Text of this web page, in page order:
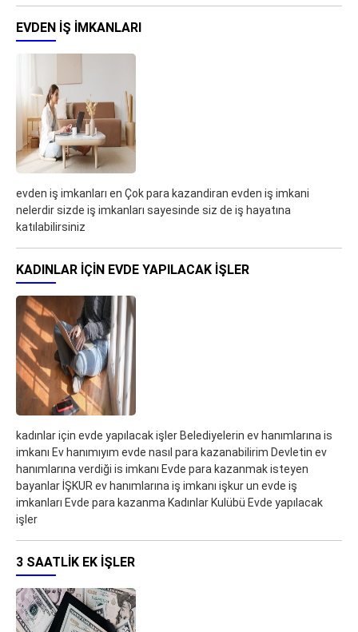
EVDEN IŞ IMKANLARI
evden iş imkanları en Çok para kazandiran evden iş imkani
nelerdir sizde iş imkanları sayesinde siz de iş hayatına
katılabilirsiniz
KADINLAR IÇIN EVDE YAPILACAK IŞLER
kadınlar için evde yapılacak işler Belediyelerin ev hanımlarına is
imkanı Ev hanımıyım evde nasıl para kazanabilirim Devletin ev
hanımlarına verdiği is imkanı Evde para kazanmak isteyen
bayanlar İŞKUR ev hanımlarına iş imkanı işkur un evde iş
imkanları Evde para kazanma Kadınlar Kulübü Evde yapılacak
işler
3 SAATLIK EK IŞLER